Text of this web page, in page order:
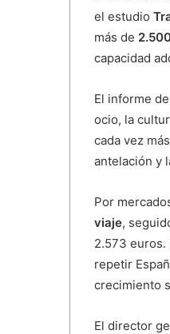
el estudio
más de
capacidad
El informe
ocio, la
cada vez
antelación y
Por
viaje,
2.573 euros.
repetir
crecimiento
El director